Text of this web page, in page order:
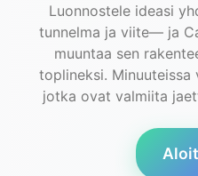
Luonnostele ideasi
tunnelma ja viite— ja
muuntaa sen
toplineksi.
jotka ovat valmiita